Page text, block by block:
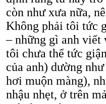
còn như xưa nữa,
Không phải tôi tức
– những gì anh viết
tôi chưa thể tức
của anh) dường
hơi muộn màng),
nhậu nhẹt, ở trên